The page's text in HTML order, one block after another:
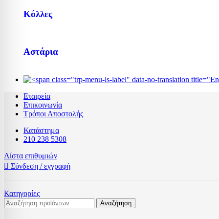
Κόλλες
Αστάρια
Εταιρεία
Επικοινωνία
Τρόποι Αποστολής
Κατάστημα
210 238 5308
Λίστα επιθυμιών
Σύνδεση / εγγραφή
Κατηγορίες
Αναζήτηση